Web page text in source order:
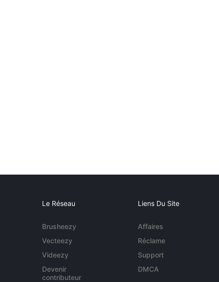
Le Réseau
Brusheezy
Vecteezy
Videezy
Devenir
contributeur
Liens Du Site
Affaires
Réclame
Support
DMCA